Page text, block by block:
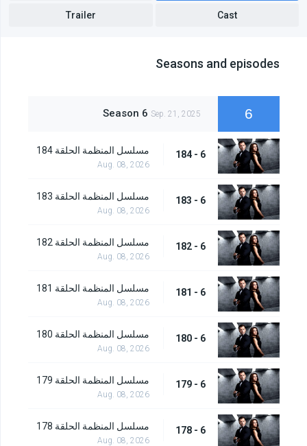
Cast
Trailer
Seasons and episodes
6
Season 6 Sep. 21, 2025
6 - 184 مسلسل المنظمة الحلقة 184
Aug. 08, 2026
6 - 183 مسلسل المنظمة الحلقة 183
Aug. 08, 2026
6 - 182 مسلسل المنظمة الحلقة 182
Aug. 08, 2026
6 - 181 مسلسل المنظمة الحلقة 181
Aug. 08, 2026
6 - 180 مسلسل المنظمة الحلقة 180
Aug. 08, 2026
6 - 179 مسلسل المنظمة الحلقة 179
Aug. 08, 2026
6 - 178 مسلسل المنظمة الحلقة 178
Aug. 08, 2026